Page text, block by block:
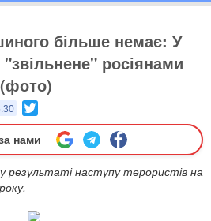
більше немає: У
росіянами
нами
результаті наступу терористів на